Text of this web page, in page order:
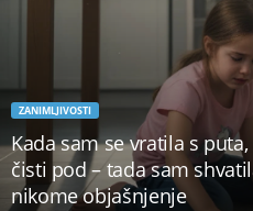
ZANIMLJIVOSTI
Kada sam se vratila s
čisti pod – tada sam
nikome objašnjenje